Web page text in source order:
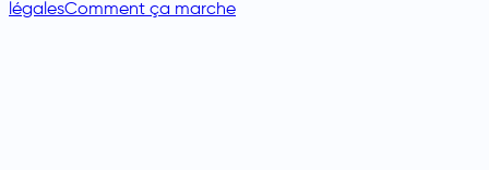
légalesComment ça marche